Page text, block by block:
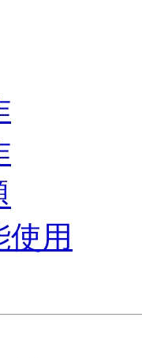
用